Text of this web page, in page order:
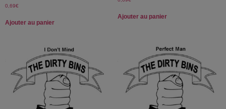
0,69€
Ajouter au panier
Ajouter au panier